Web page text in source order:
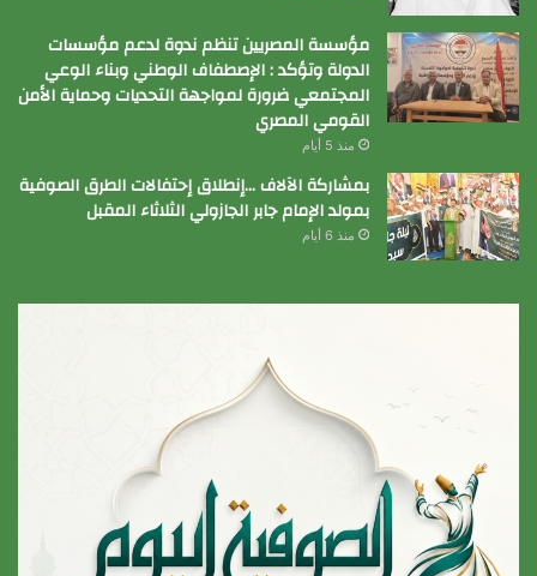
مؤسسة المصريين تنظم ندوة لدعم مؤسسات
الدولة وتؤكد : الإصطفاف الوطني وبناء الوعي
المجتمعي ضرورة لمواجهة التحديات وحماية الأمن
القومي المصري
منذ 5 أيام
بمشاركة الآلاف …إنطلاق إحتفالات الطرق الصوفية
بمولد الإمام جابر الجازولي الثلاثاء المقبل
منذ 6 أيام